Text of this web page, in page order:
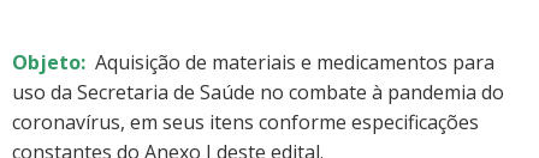
Objeto: Aquisição de materiais e medicamentos para
uso da Secretaria de Saúde no combate à pandemia do
coronavírus, em seus itens conforme especificações
constantes do Anexo I deste edital.